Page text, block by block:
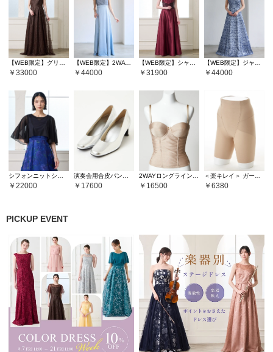
【WEB限定】グリッターレースロングドレス
33000
【WEB限定】2WAYラメニット×サテンスレンダードレス
44000
【WEB限定】シャンタンカラーロングドレス
31900
【WEB限定】ジャカード織カラーロングドレス
44000
22000 17600 16500 6380
PICKUP EVENT